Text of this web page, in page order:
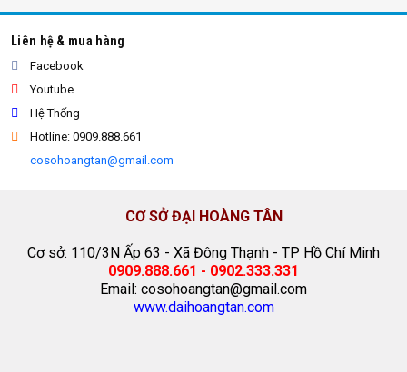
lưới che công trình
Liên hệ & mua hàng
Facebook
Youtube
Hệ Thống
Hotline: 0909.888.661
cosohoangtan@gmail.com
CƠ SỞ ĐẠI HOÀNG TÂN
Cơ sở: 110/3N Ấp 63 - Xã Đông Thạnh - TP Hồ Chí Minh
0909.888.661 - 0902.333.331
Email: cosohoangtan@gmail.com
www.daihoangtan.com